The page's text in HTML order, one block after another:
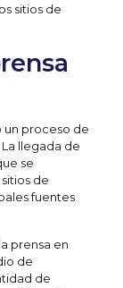
sitios de
un proceso de
llegada de
se
de
fuentes
prensa en
de
de